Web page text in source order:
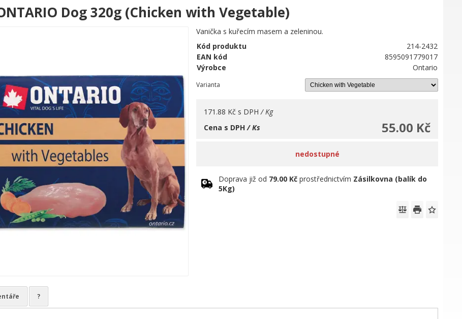
Dog 320g (Chicken with Vegetable)
Vanička s kuřecím masem a zeleninou.
Kód produktu
214-2432
EAN kód
8595091779017
Výrobce
Ontario
Varianta
171.88 Kč s DPH / Kg
55.00 Kč
Cena s DPH/ Ks
nedostupné
Doprava již od 79.00 Kč prostřednictvím Zásilkovna (balík do
5Kg)
?